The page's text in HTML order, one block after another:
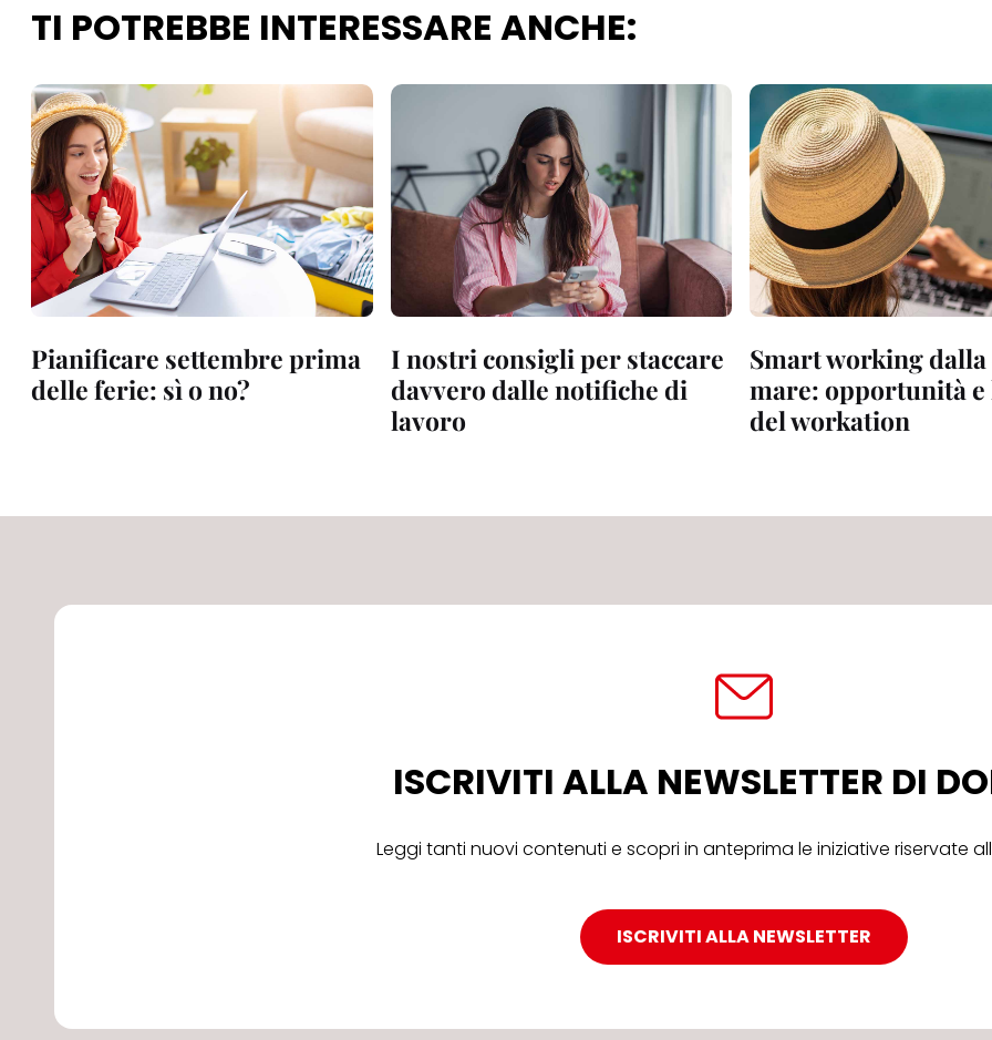
TI POTREBBE INTERESSARE ANCHE:
Pianificare settembre prima
delle ferie: sì o no?
I nostri consigli per staccare
davvero dalle notifiche di
lavoro
Smart working dalla
mare: opportunità
del workation
ISCRIVITI ALLA NEWSLETTER DI
Leggi tanti nuovi contenuti e scopri in anteprima le iniziative riservate
ISCRIVITI ALLA NEWSLETTER